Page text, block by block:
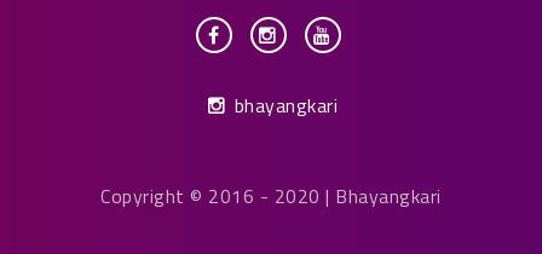
bhayangkari
Copyright © 2016 - 2020 | Bhayangkari